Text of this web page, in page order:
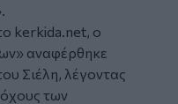
kerkida.net, ο
αναφέρθηκε
Σιέλη, λέγοντας
των